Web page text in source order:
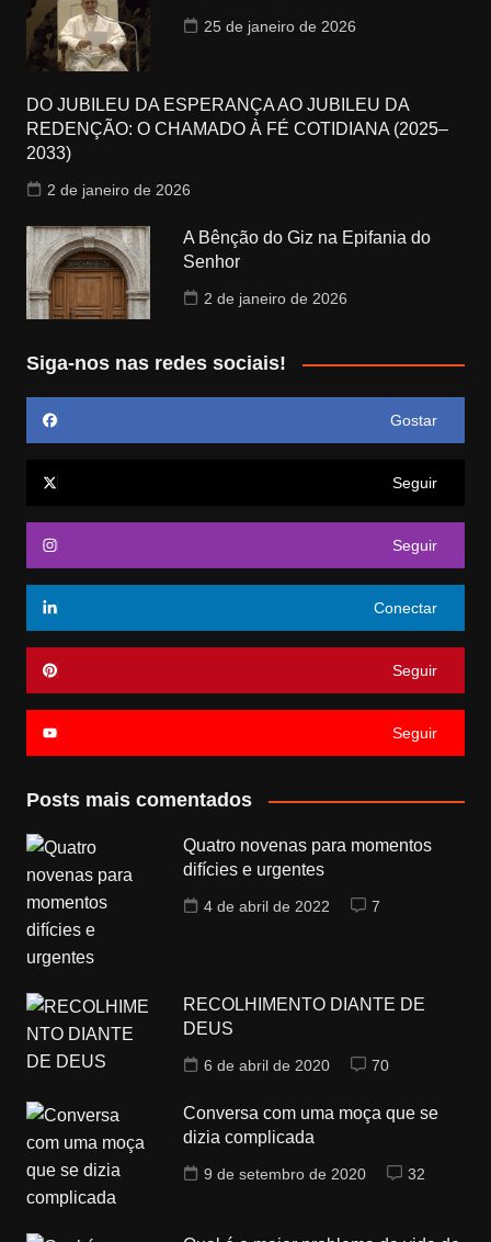
25 de janeiro de 2026
DO JUBILEU DA ESPERANÇA AO JUBILEU DA
REDENÇÃO: O CHAMADO À FÉ COTIDIANA (2025–
2033)
2 de janeiro de 2026
A Bênção do Giz na Epifania do
Senhor
2 de janeiro de 2026
Siga-nos nas redes sociais!
Gostar
Seguir
Seguir
Conectar
Seguir
Seguir
Posts mais comentados
Quatro novenas para momentos
difícies e urgentes
4 de abril de 2022 7
RECOLHIMENTO DIANTE DE
DEUS
6 de abril de 2020 70
Conversa com uma moça que se
dizia complicada
9 de setembro de 2020 32